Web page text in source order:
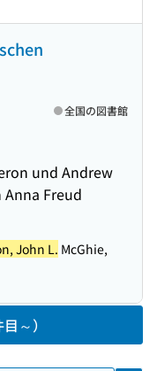
und Andrew
Freud
全国の図書館
John L. McGhie,
～）